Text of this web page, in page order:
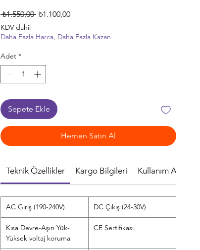
₺1.550,00 Normal
₺1.100,00İndirimli
KDV dahil
Daha Fazla Harca, Daha Fazla Kazan
Adet *
Sepete Ekle
Hemen Satın Al
Teknik Özellikler Kargo Bilgileri Kullanım Alanları
AC Giriş (190-240V) DC Çıkış (24-30V)
Kısa Devre-Aşırı Yük-
Yüksek voltaj koruma
CE Sertifikası